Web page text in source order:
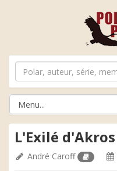
L'Exilé d'Akros
André Caroff